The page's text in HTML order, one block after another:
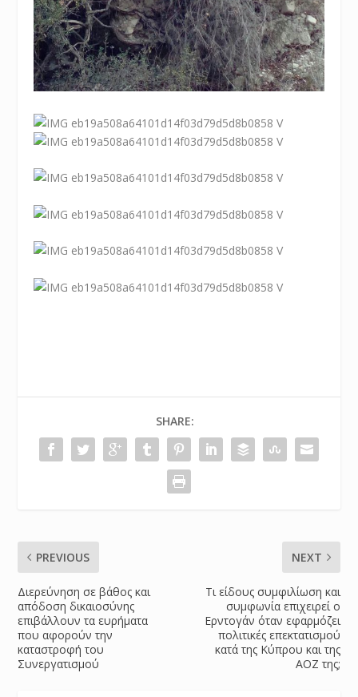
SHARE:
PREVIOUS
Διερεύνηση σε βάθος και
απόδοση δικαιοσύνης
επιβάλλουν τα ευρήματα
που αφορούν την
καταστροφή του
Συνεργατισμού
NEXT
Τι είδους συμφιλίωση και
συμφωνία επιχειρεί ο
Ερντογάν όταν εφαρμόζει
πολιτικές επεκτατισμού
κατά της Κύπρου και της
ΑΟΖ της;